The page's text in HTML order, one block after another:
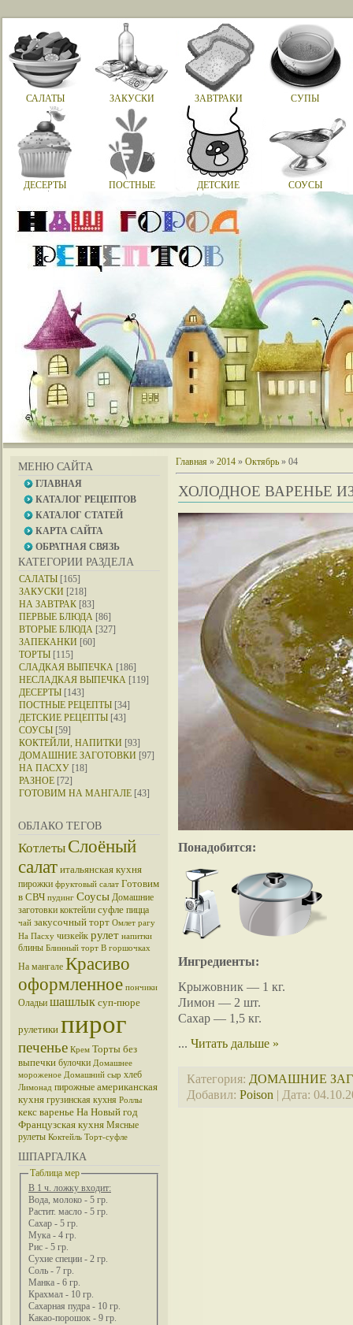
САЛАТЫ ЗАКУСКИ ЗАВТРАКИ СУПЫ
ДЕСЕРТЫ ПОСТНЫЕ ДЕТСКИЕ СОУСЫ
МЕНЮ САЙТА
ГЛАВНАЯ
КАТАЛОГ РЕЦЕПТОВ
КАТАЛОГ СТАТЕЙ
КАРТА САЙТА
ОБРАТНАЯ СВЯЗЬ
КАТЕГОРИИ РАЗДЕЛА
САЛАТЫ [165]
ЗАКУСКИ [218]
НА ЗАВТРАК [83]
ПЕРВЫЕ БЛЮДА [86]
ВТОРЫЕ БЛЮДА [327]
ЗАПЕКАНКИ [60]
ТОРТЫ [115]
СЛАДКАЯ ВЫПЕЧКА [186]
НЕСЛАДКАЯ ВЫПЕЧКА [119]
ДЕСЕРТЫ [143]
ПОСТНЫЕ РЕЦЕПТЫ [34]
ДЕТСКИЕ РЕЦЕПТЫ [43]
СОУСЫ [59]
КОКТЕЙЛИ, НАПИТКИ [93]
ДОМАШНИЕ ЗАГОТОВКИ [97]
НА ПАСХУ [18]
РАЗНОЕ [72]
ГОТОВИМ НА МАНГАЛЕ [43]
ОБЛАКО ТЕГОВ
Котлеты Слоёный
салат итальянская кухня
пирожки фруктовый салат Готовим
в СВЧ пудинг Соусы Домашние
заготовки коктейли суфле пицца
чай закусочный торт Омлет рагу
На Пасху чизкейк рулет напитки
блины Блинный торт В горшочках
На мангале Красиво
оформленное пончики
Оладьи шашлык суп-пюре
рулетики пирог
печенье Крем Торты без
выпечки булочки Домашнее
мороженое Домашний сыр хлеб
Лимонад пирожные американская
кухня грузинская кухня Роллы
кекс варенье На Новый год
Французская кухня Мясные
рулеты Коктейль Торт-суфле
ШПАРГАЛКА
Таблица мер
В 1 ч. ложку входит:
Вода, молоко - 5 гр.
Растит. масло - 5 гр.
Сахар - 5 гр.
Мука - 4 гр.
Рис - 5 гр.
Сухие специи - 2 гр.
Соль - 7 гр.
Манка - 6 гр.
Крахмал - 10 гр.
Сахарная пудра - 10 гр.
Какао-порошок - 9 гр.
Главная » 2014 » Октябрь » 04
ХОЛОДНОЕ ВАРЕНЬЕ
Понадобится:
Ингредиенты:
Крыжовник — 1 кг.
Лимон — 2 шт.
Сахар — 1,5 кг.
... Читать дальше »
Категория: ДОМАШНИЕ
Добавил: Poison | Дата: